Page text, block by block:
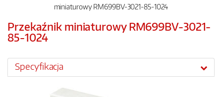
miniaturowy RM699BV-3021-85-1024
Przekaźnik miniaturowy RM699BV-3021-
85-1024
Specyfikacja